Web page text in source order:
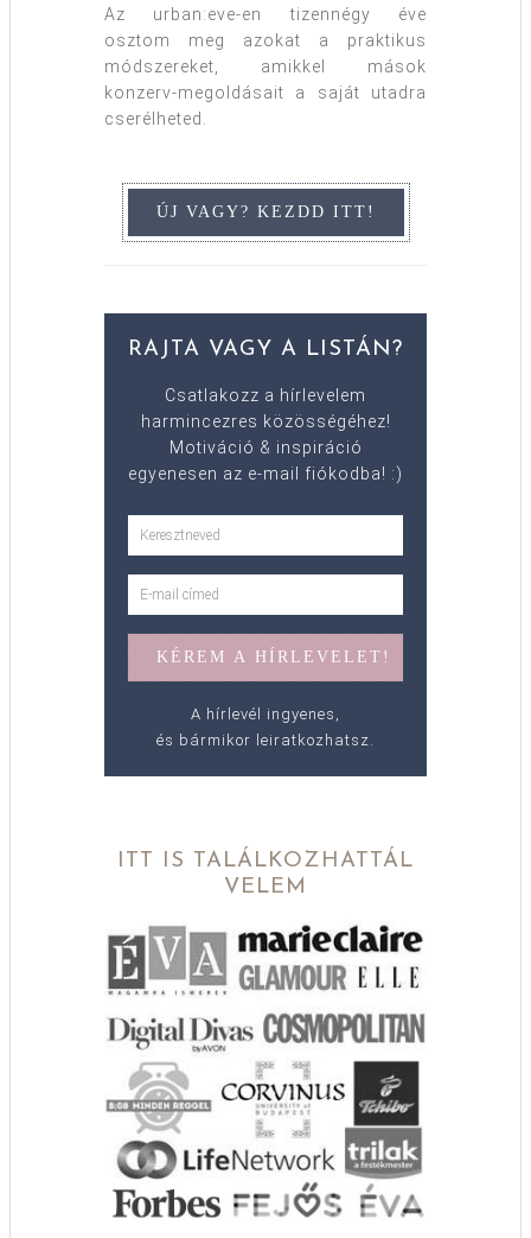
Az urban:eve-en tizennégy éve
osztom meg azokat a praktikus
módszereket, amikkel mások
konzerv-megoldásait a saját utadra
cserélheted.
RAJTA VAGY A LISTÁN?
Csatlakozz a hírlevelem
harmincezres közösségéhez!
Motiváció & inspiráció
egyenesen az e-mail fiókodba! :)
A hírlevél ingyenes,
és bármikor leiratkozhatsz.
ITT IS TALÁLKOZHATTÁL
VELEM